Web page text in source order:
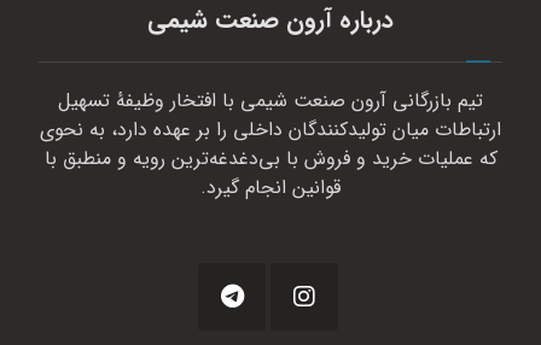
درباره آرون صنعت شیمی
تیم بازرگانی آرون صنعت شیمی با افتخار وظیفهٔ تسهیل
ارتباطات میان تولیدکنندگان داخلی را بر عهده دارد، به نحوی
که عملیات خرید و فروش با بی‌دغدغه‌ترین رویه و منطبق با
قوانین انجام گیرد.